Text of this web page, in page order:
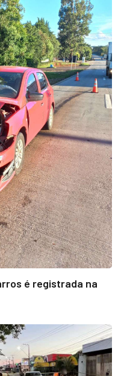
é registrada na